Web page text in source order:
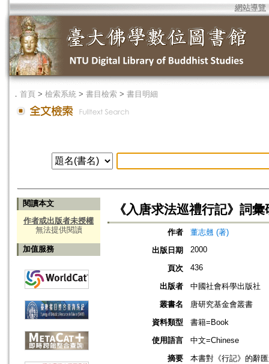
網站導覽
． 首頁 > 檢索系統 > 書目檢索 > 書目明細
閱讀本文
作者或出版者未授權
無法提供閱讀
加值服務
《入唐求法巡禮行記》詞彙
作者
董志翹 (著)
出版日期
2000
頁次 436
出版者
中國社會科學出版社
叢書名
唐研究基金會叢書
資料類型
書籍=Book
使用語言
中文=Chinese
摘要
本書對《行記》的辭